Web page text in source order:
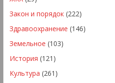
Закон и порядок(222)
Здравоохранение (146)
Земельное (103)
История (121)
Культура (261)